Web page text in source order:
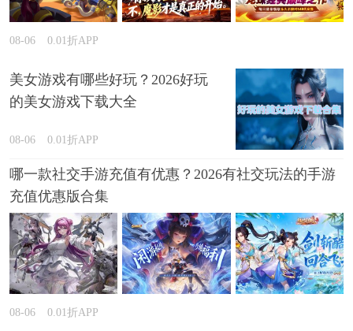
08-06 0.01折APP
美女游戏有哪些好玩？2026好玩
的美女游戏下载大全
08-06 0.01折APP
哪一款社交手游充值有优惠？2026有社交玩法的手游
充值优惠版合集
08-06 0.01折APP